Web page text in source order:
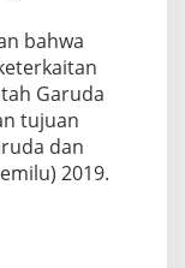
bahwa
Garuda
tujuan
dan
2019.